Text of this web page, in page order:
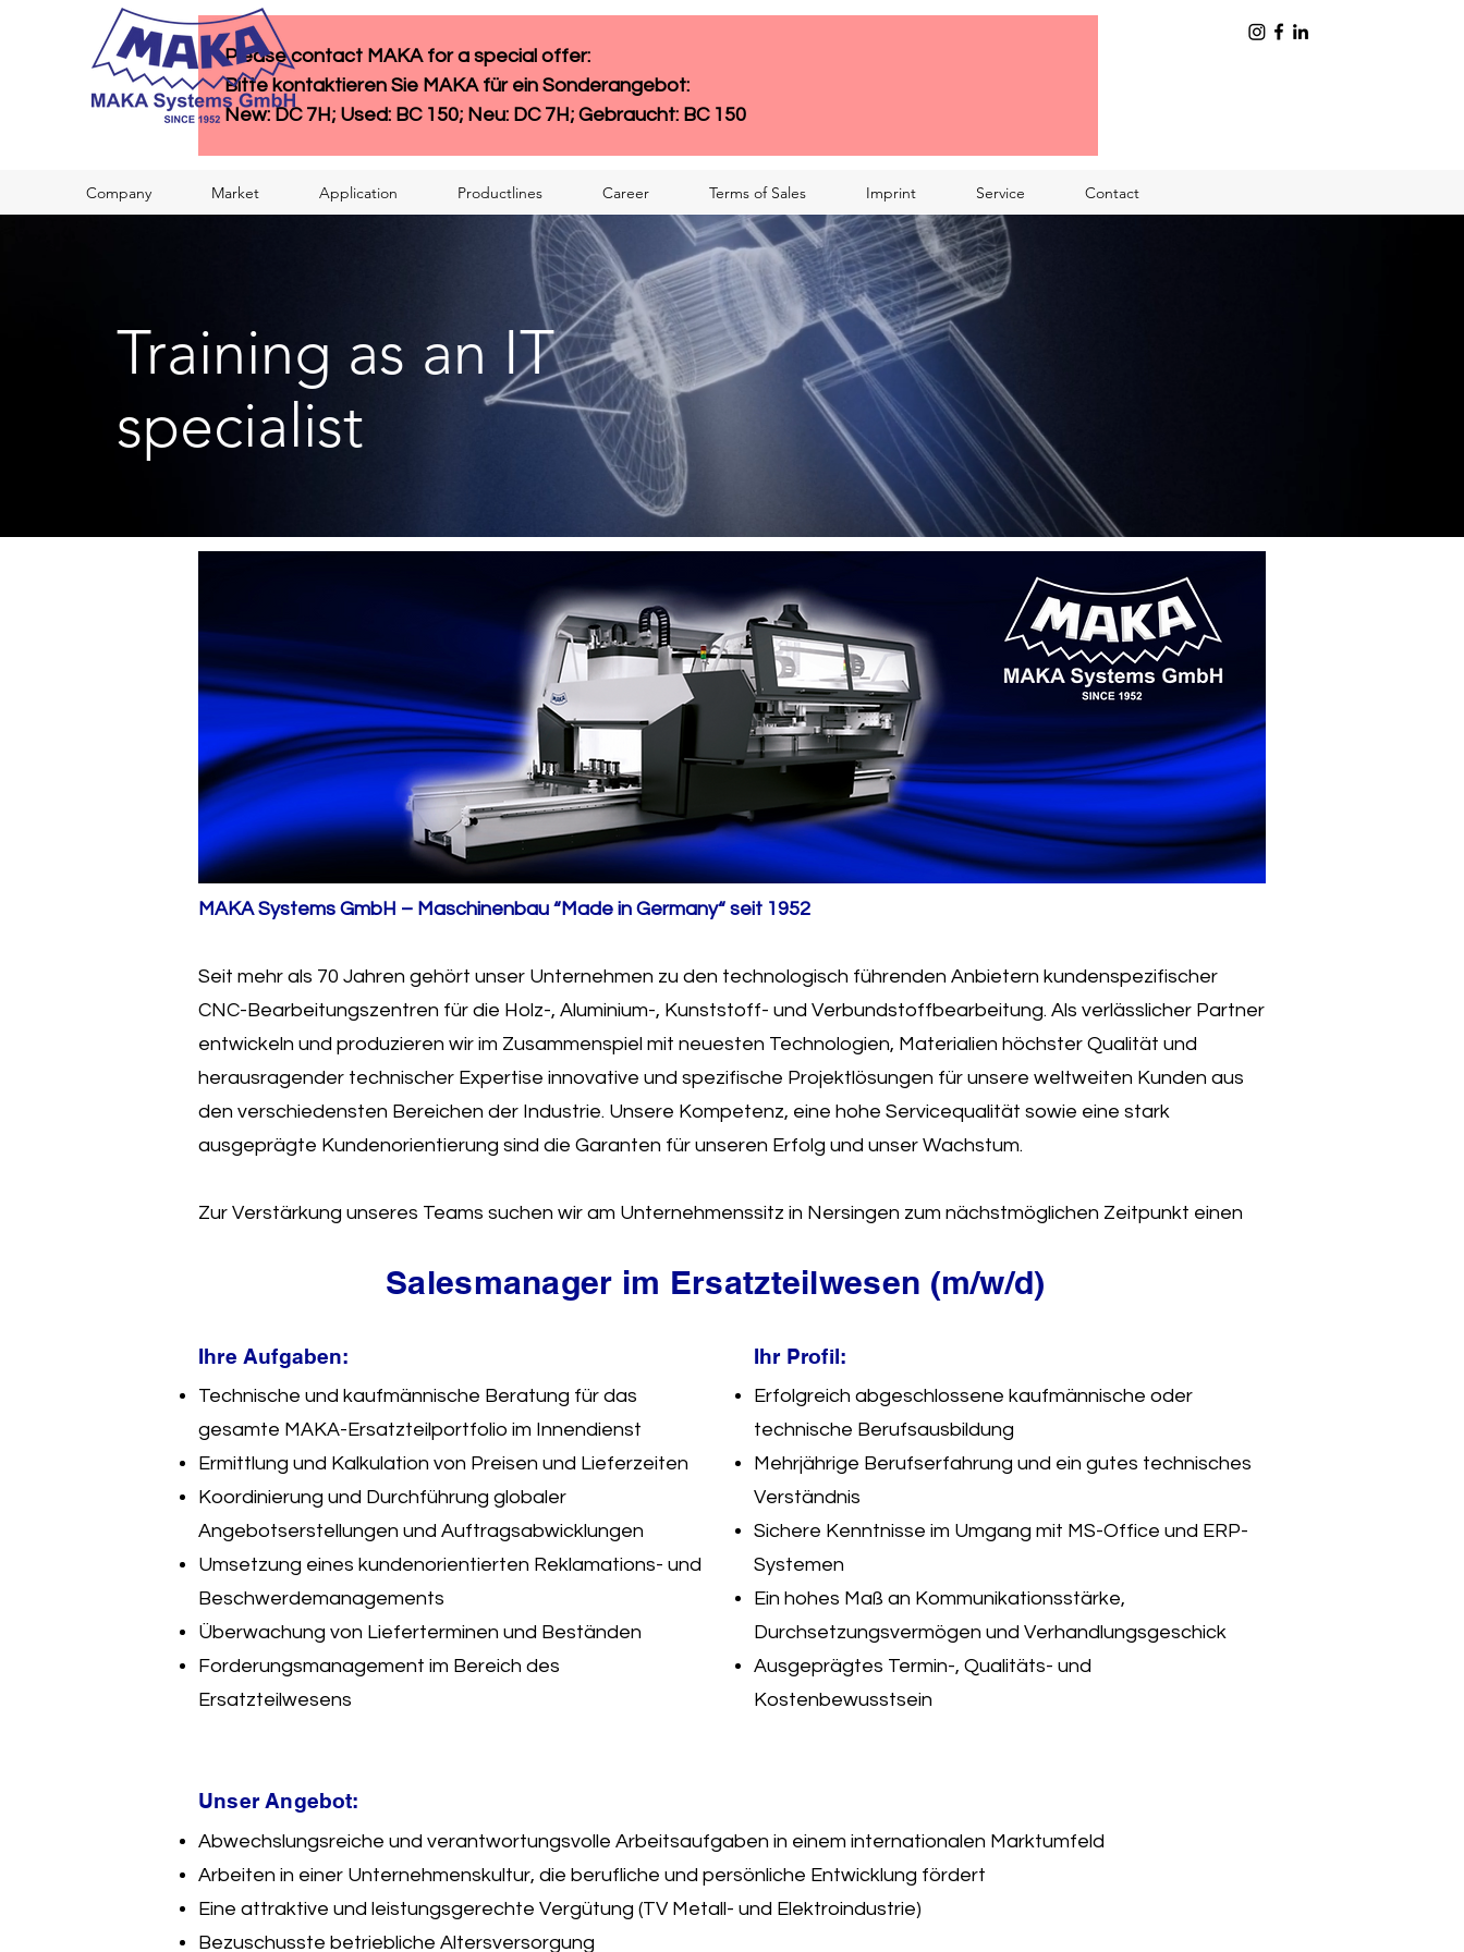
Company Market Application Productlines Career Terms of Sales Imprint Service Contact
Please contact MAKA for a special offer:
Bitte kontaktieren Sie MAKA für ein Sonderangebot:
New: DC 7H; Used: BC 150; Neu: DC 7H; Gebraucht: BC 150
Training as an IT
specialist
MAKA Systems GmbH – Maschinenbau “Made in Germany“ seit 1952
Seit mehr als 70 Jahren gehört unser Unternehmen zu den technologisch führenden Anbietern kundenspezifischer
CNC-Bearbeitungszentren für die Holz-, Aluminium-, Kunststoff- und Verbundstoffbearbeitung. Als verlässlicher Partner
entwickeln und produzieren wir im Zusammenspiel mit neuesten Technologien, Materialien höchster Qualität und
herausragender technischer Expertise innovative und spezifische Projektlösungen für unsere weltweiten Kunden aus
den verschiedensten Bereichen der Industrie. Unsere Kompetenz, eine hohe Servicequalität sowie eine stark
ausgeprägte Kundenorientierung sind die Garanten für unseren Erfolg und unser Wachstum.
Zur Verstärkung unseres Teams suchen wir am Unternehmenssitz in Nersingen zum nächstmöglichen Zeitpunkt einen
Salesmanager im Ersatzteilwesen (m/w/d)
Ihre Aufgaben:
Technische und kaufmännische Beratung für das
gesamte MAKA-Ersatzteilportfolio im Innendienst
Ermittlung und Kalkulation von Preisen und Lieferzeiten
Koordinierung und Durchführung globaler
Angebotserstellungen und Auftragsabwicklungen
Umsetzung eines kundenorientierten Reklamations- und
Beschwerdemanagements
Überwachung von Lieferterminen und Beständen
Forderungsmanagement im Bereich des
Ersatzteilwesens
Ihr Profil:
Erfolgreich abgeschlossene kaufmännische oder
technische Berufsausbildung
Mehrjährige Berufserfahrung und ein gutes technisches
Verständnis
Sichere Kenntnisse im Umgang mit MS-Office und ERP-
Systemen
Ein hohes Maß an Kommunikationsstärke,
Durchsetzungsvermögen und Verhandlungsgeschick
Ausgeprägtes Termin-, Qualitäts- und
Kostenbewusstsein
Unser Angebot:
Abwechslungsreiche und verantwortungsvolle Arbeitsaufgaben in einem internationalen Marktumfeld
Arbeiten in einer Unternehmenskultur, die berufliche und persönliche Entwicklung fördert
Eine attraktive und leistungsgerechte Vergütung (TV Metall- und Elektroindustrie)
Bezuschusste betriebliche Altersversorgung